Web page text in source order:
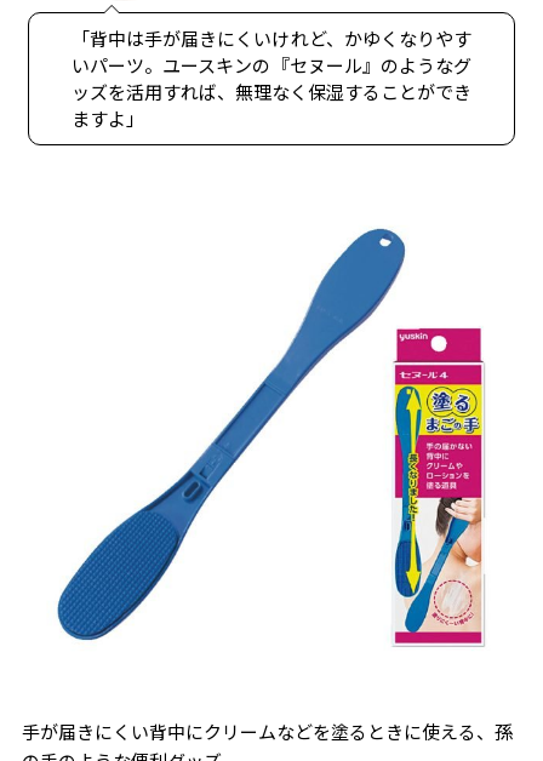
「背中は手が届きにくいけれど、かゆくなりやす
いパーツ。ユースキンの『セヌール』のようなグ
ッズを活用すれば、無理なく保湿することができ
ますよ」
手が届きにくい背中にクリームなどを塗るときに使える、孫